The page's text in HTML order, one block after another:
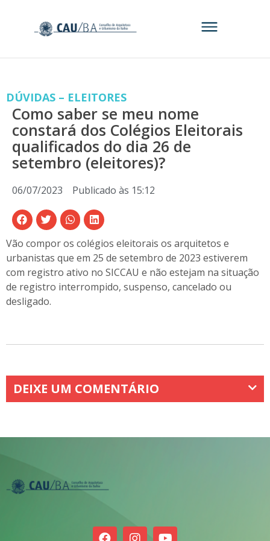
DÚVIDAS – ELEITORES
Como saber se meu nome
constará dos Colégios Eleitorais
qualificados do dia 26 de
setembro (eleitores)?
06/07/2023 Publicado às 15:12
Vão compor os colégios eleitorais os arquitetos e
urbanistas que em 25 de setembro de 2023 estiverem
com registro ativo no SICCAU e não estejam na situação
de registro interrompido, suspenso, cancelado ou
desligado.
DEIXE UM COMENTÁRIO